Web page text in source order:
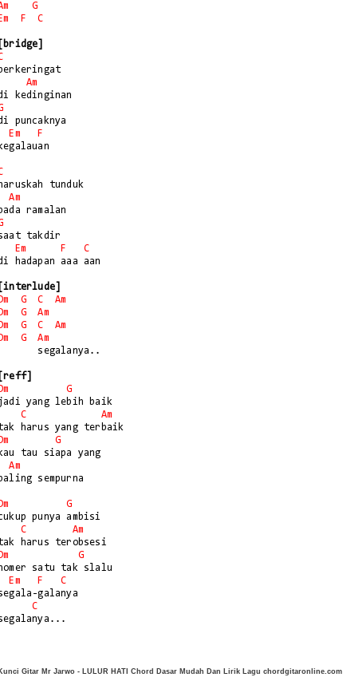
G
Em
F C
[bridge]
Am
puncaknya
Em
F
kegalauan
haruskah tunduk
Am
takdir
Em
F
C
hadapan aaa aan
[interlude]
Dm
G C
Am
Dm
G
Am
Dm
G C
Am
Dm
G
Am
[reff]
Dm
G
yang lebih baik
C
Am
Dm
G
kau tau siapa yang
Am
sempurna
Dm
G
punya ambisi
C
Am
Dm
G
satu tak slalu
Em
F
C
galanya
C
Kunci Gitar Mr Jarwo - LULUR HATI Chord Dasar Mudah Dan Lirik Lagu chordgitaronline.com